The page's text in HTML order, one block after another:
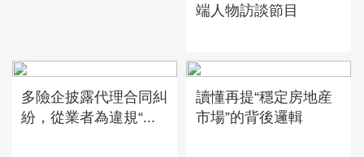
端人物訪談節目
多險企披露代理合同糾
紛，從業者為違規“...
讀懂再提“穩定房地産
市場”的背後邏輯